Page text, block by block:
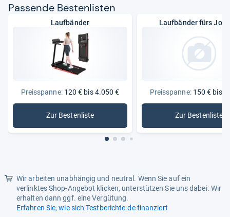
Pas­sende Bes­ten­lis­ten
Laufbänder
Preisspanne:120 € bis 4.050 €
Zur Bestenliste
: Laufbänder
Laufbänder fürs
Preisspanne:150 € bis
Zur Bestenliste
:
Wir arbeiten unabhängig und neutral. Wenn Sie auf ein
verlinktes Shop-Angebot klicken, unterstützen Sie uns dabei. Wir
erhalten dann ggf. eine Vergütung.
Erfahren Sie, wie sich Testberichte.de finanziert